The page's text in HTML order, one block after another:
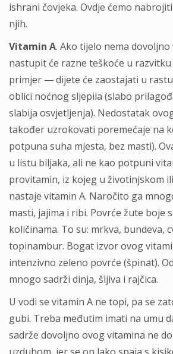
ishrani čovjeka. Ovdje ćemo
njih.
Vitamin A. Ako tijelo nema dovoljno
nastupit će razne teškoće u
primjer — dijete će zaostajati u
oblici noćnog sljepila (slabo
slabija osvjetljenja). Nedostatak
također uzrokovati poremećaje na
potpuna suha mjesta, bez masti).
u listu biljaka, ali ne kao potpuni
provitamin, iz kojeg u životinjskom
nastaje vitamin A. Naročito ga
masti, jajima i ribi. Povrće žute boje
količinama. To su: mrkva, bundeva,
topinambur. Bogat izvor ovog
intenzivno zeleno povrće (špinat).
mnogo sadrži dinja, šljiva i rajčica.
U vodi se vitamin A ne topi, pa se
gubi. Treba međutim imati na umu
sadrže dovoljno ovog vitamina ne